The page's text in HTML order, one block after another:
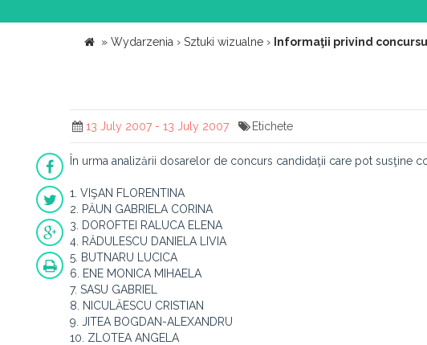
» Wydarzenia › Sztuki wizualne › Informaţii privind
13 July 2007 - 13 July 2007 Etichete
În urma analizării dosarelor de concurs candidaţii care pot susţine
1. VIŞAN FLORENTINA
2. PĂUN GABRIELA CORINA
3. DOROFTEI RALUCA ELENA
4. RĂDULESCU DANIELA LIVIA
5. BUTNARU LUCICA
6. ENE MONICA MIHAELA
7. SASU GABRIEL
8. NICULĂESCU CRISTIAN
9. JITEA BOGDAN-ALEXANDRU
10. ZLOTEA ANGELA